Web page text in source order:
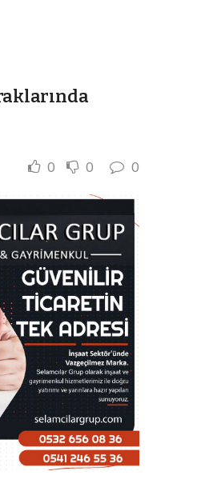
0 0 0